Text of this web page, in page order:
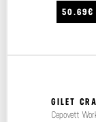
50.69€
GILET
Cepovett